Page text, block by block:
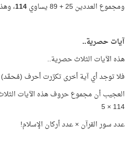
ومجموع العددين 25 + 89 يساوي
114،
آيات حصرية..
هذه الآيات الثلاث حصرية..
فلا توجد أي آية أخرى تكرّرت أحرف (مُحمَّد)
114 × 5
عدد سور القرآن × عدد أركان الإسلام!